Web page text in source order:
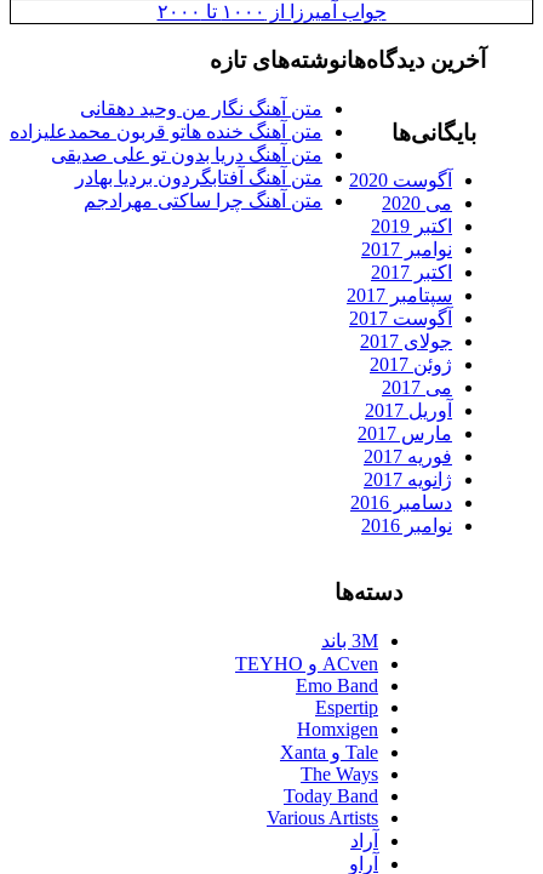
جواب آمیرزا از ۱۰۰۰ تا ۲۰۰۰
نوشته‌های تازه
متن آهنگ نگار من وحید دهقانی
متن آهنگ خنده هاتو قربون محمدعلیزاده
متن آهنگ دریا بدون تو علی صدیقی
متن آهنگ آفتابگردون بردیا بهادر
متن آهنگ چرا ساکتی مهرادجم
آخرین دیدگاه‌ها
بایگانی‌ها
آگوست 2020
می 2020
اکتبر 2019
نوامبر 2017
اکتبر 2017
سپتامبر 2017
آگوست 2017
جولای 2017
ژوئن 2017
می 2017
آوریل 2017
مارس 2017
فوریه 2017
ژانویه 2017
دسامبر 2016
نوامبر 2016
دسته‌ها
ACven و TEYHO
Emo Band
Espertip
Homxigen
Tale و Xanta
The Ways
Today Band
Various Artists